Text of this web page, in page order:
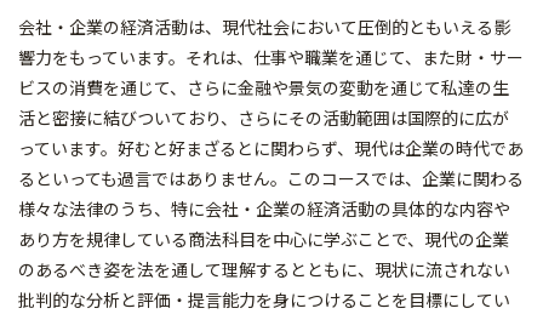
会社・企業の経済活動は、現代社会において圧倒的ともいえる影
響力をもっています。それは、仕事や職業を通じて、また財・サー
ビスの消費を通じて、さらに金融や景気の変動を通じて私達の生
活と密接に結びついており、さらにその活動範囲は国際的に広が
っています。好むと好まざるとに関わらず、現代は企業の時代であ
るといっても過言ではありません。このコースでは、企業に関わる
様々な法律のうち、特に会社・企業の経済活動の具体的な内容や
あり方を規律している商法科目を中心に学ぶことで、現代の企業
のあるべき姿を法を通して理解するとともに、現状に流されない
批判的な分析と評価・提言能力を身につけることを目標にしてい